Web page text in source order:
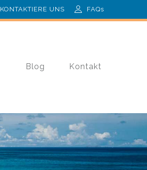
FAQs
KONTAKTIERE UNS
Blog Kontakt